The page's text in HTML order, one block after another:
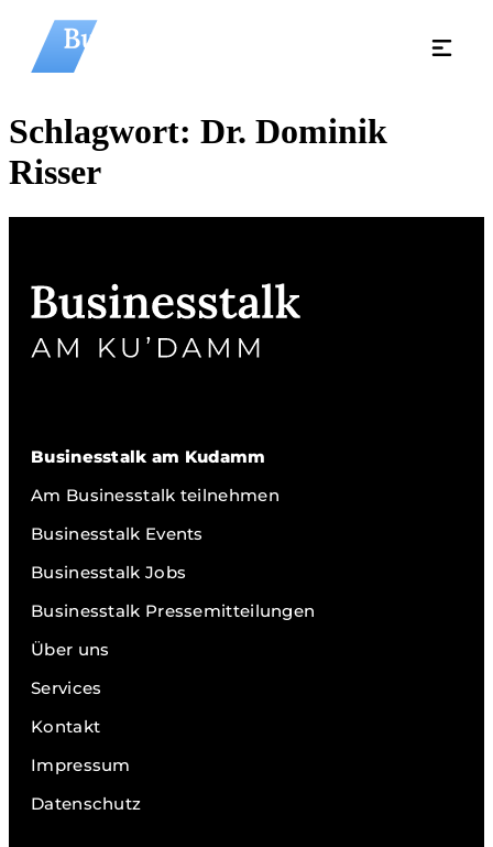
Schlagwort: Dr. Dominik
Risser
Businesstalk am Kudamm
Am Businesstalk teilnehmen
Businesstalk Events
Businesstalk Jobs
Businesstalk Pressemitteilungen
Über uns
Services
Kontakt
Impressum
Datenschutz